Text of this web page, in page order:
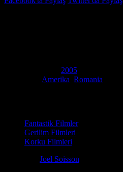
2005
Amerika Romania
Fantastik Filmler
Gerilim Filmleri
Korku Filmleri
Joel Soisson